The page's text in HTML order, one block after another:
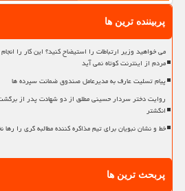
پربیننده ترین ها
می خواهید وزیر ارتباطات را استیضاح کنید؟ این کار را
مردم از اینترنت کوتاه نمی آید
پیام تسلیت عارف به مدیرعامل صندوق ضمانت سپرده ها
روایت دختر سردار حسینی مطلق از دو شهادت پدر از
انگشتر
خط و نشان نبویان برای تیم مذاکره کننده مطالبه گری را رها
پربحث ترین ها